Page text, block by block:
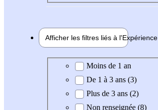
Afficher les filtres liés à l'Expérience
Expérience demandée
Moins de 1 an
De 1 à 3 ans (3)
Plus de 3 ans (2)
Non renseignée (8)